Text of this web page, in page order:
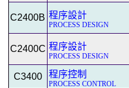
C2400B 程序設計
PROCESS DESIGN
C2400C 程序設計
PROCESS DESIGN
C3400
程序控制
PROCESS CONTROL